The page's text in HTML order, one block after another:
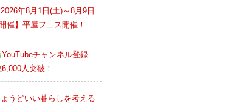
2026年8月1日(土)～8月9日
催】平屋フェス開催！
YouTubeチャンネル登録
人突破！
うどいい暮らしを考える